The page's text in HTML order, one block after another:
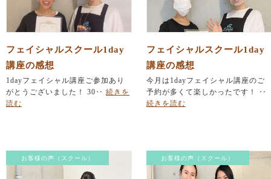
フェイシャルスクール1day
講座の感想
1dayフェイシャル講座ご参加あり
がとうございました！ 30‥ 続きを
読む
フェイシャルスクール1day
講座の感想
今月は1dayフェイシャル講座のご
予約が多くて楽しかったです！ ‥
続きを読む
お客様の声（スクール） お客様の声（スクール）